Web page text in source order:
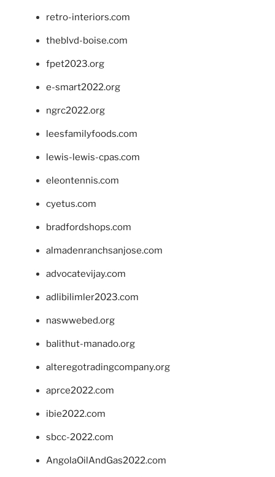
retro-interiors.com
theblvd-boise.com
fpet2023.org
e-smart2022.org
ngrc2022.org
leesfamilyfoods.com
lewis-lewis-cpas.com
eleontennis.com
cyetus.com
bradfordshops.com
almadenranchsanjose.com
advocatevijay.com
adlibilimler2023.com
naswwebed.org
balithut-manado.org
alteregotradingcompany.org
aprce2022.com
ibie2022.com
sbcc-2022.com
AngolaOilAndGas2022.com